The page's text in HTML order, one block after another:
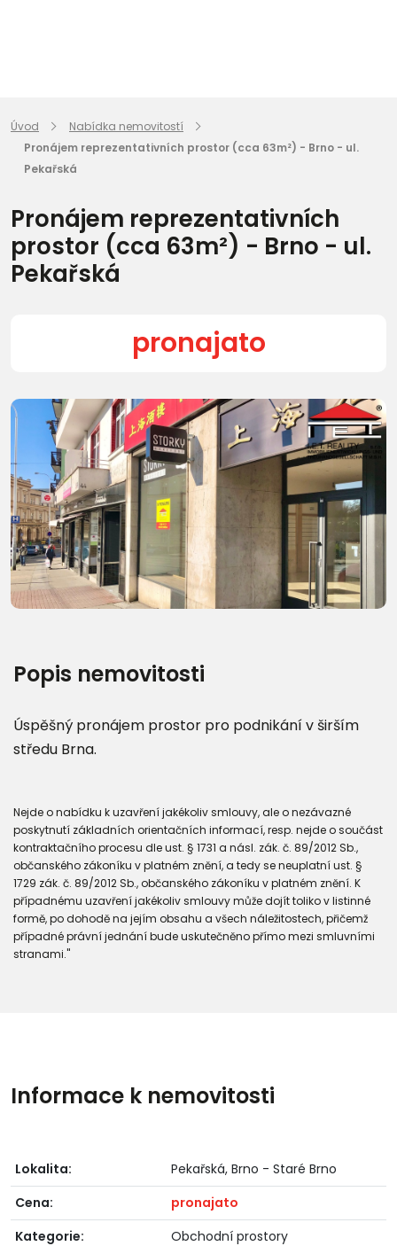
Úvod
Nabídka nemovitostí
Pronájem reprezentativních prostor (cca 63m²) - Brno - ul.
Pekařská
Pronájem reprezentativních
prostor (cca 63m²) - Brno - ul.
Pekařská
pronajato
Popis nemovitosti
Úspěšný pronájem prostor pro podnikání v širším
středu Brna.
Nejde o nabídku k uzavření jakékoliv smlouvy, ale o nezávazné
poskytnutí základních orientačních informací, resp. nejde o součást
kontraktačního procesu dle ust. § 1731 a násl. zák. č. 89/2012 Sb.,
občanského zákoníku v platném znění, a tedy se neuplatní ust. §
1729 zák. č. 89/2012 Sb., občanského zákoníku v platném znění. K
případnému uzavření jakékoliv smlouvy může dojít toliko v listinné
formě, po dohodě na jejím obsahu a všech náležitostech, přičemž
případné právní jednání bude uskutečněno přímo mezi smluvními
stranami."
Informace k nemovitosti
Lokalita:
Pekařská, Brno - Staré Brno
Cena:
pronajato
Kategorie:
Obchodní prostory